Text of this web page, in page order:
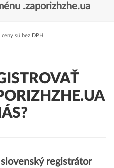
.zaporizhzhe.ua
sú bez DPH
registrátor